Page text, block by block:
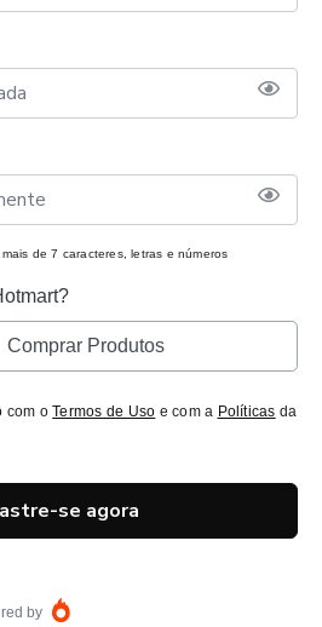
de 7 caracteres, letras e números
Comprar Produtos
com oTermos de Uso e com a Políticas da
se agora
by